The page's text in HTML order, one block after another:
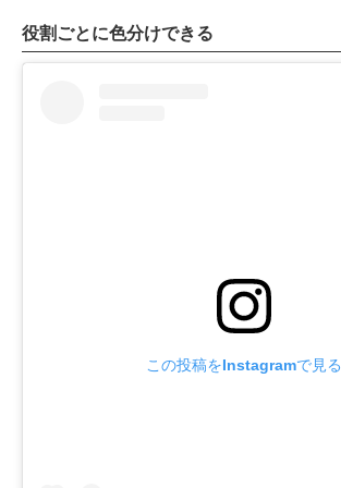
役割ごとに色分けできる
この投稿をInstagramで見る